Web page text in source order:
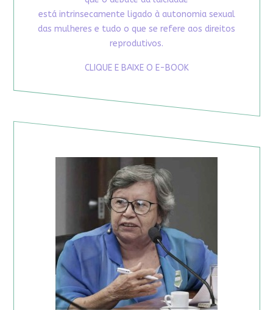
está intrinsecamente ligado à autonomia sexual
das mulheres e tudo o que se refere aos direitos
reprodutivos.
CLIQUE E BAIXE O E-BOOK